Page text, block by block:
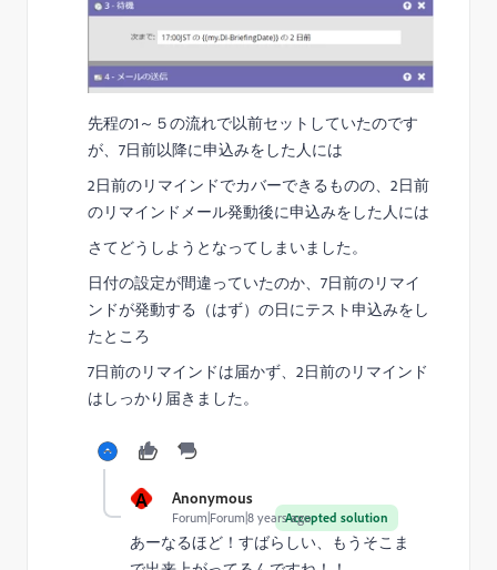
先程の1～５の流れで以前セットしていたのです
が、7日前以降に申込みをした人には
2日前のリマインドでカバーできるものの、2日前
のリマインドメール発動後に申込みをした人には
さてどうしようとなってしまいました。
日付の設定が間違っていたのか、7日前のリマイ
ンドが発動する（はず）の日にテスト申込みをし
たところ
7日前のリマインドは届かず、2日前のリマインド
はしっかり届きました。
A Anonymous
Accepted solution
Forum|Forum|8 years ago
あーなるほど！すばらしい、もうそこま